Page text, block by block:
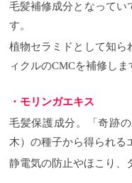
毛髪補修成分となってい
す。
植物セラミドとして知ら
ィクルのCMCを補修しま
・モリンガエキス
毛髪保護成分。「奇跡
木）の種子から得られる
静電気の防止やほこり、